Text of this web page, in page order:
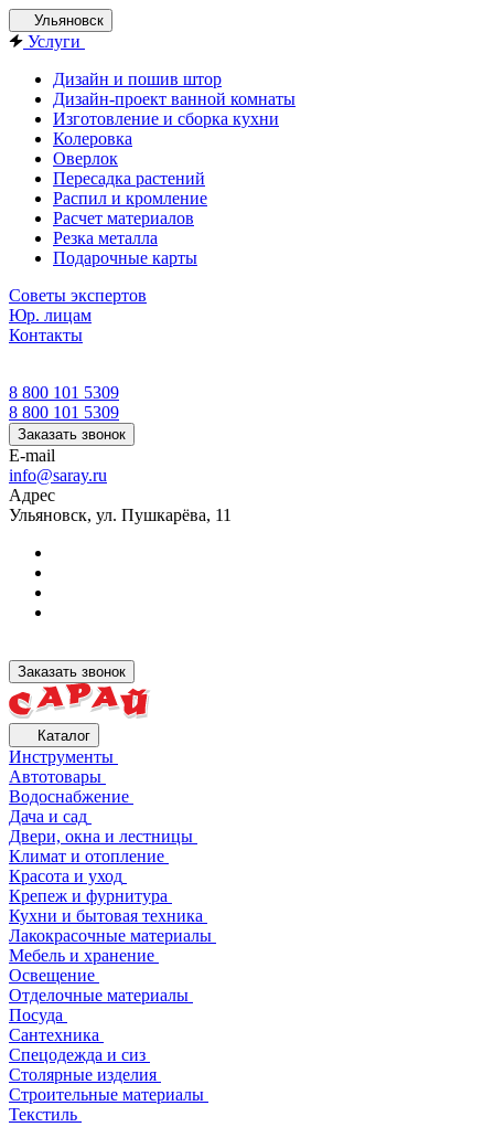
Ульяновск
Услуги
Дизайн и пошив штор
Дизайн-проект ванной комнаты
Изготовление и сборка кухни
Колеровка
Оверлок
Пересадка растений
Распил и кромление
Расчет материалов
Резка металла
Подарочные карты
Советы экспертов
Юр. лицам
Контакты
8 800 101 5309
8 800 101 5309
Заказать звонок
E-mail
info@saray.ru
Адрес
Ульяновск, ул. Пушкарёва, 11
Заказать звонок
Каталог
Инструменты
Автотовары
Водоснабжение
Дача и сад
Двери, окна и лестницы
Климат и отопление
Красота и уход
Крепеж и фурнитура
Кухни и бытовая техника
Лакокрасочные материалы
Мебель и хранение
Освещение
Отделочные материалы
Посуда
Сантехника
Спецодежда и сиз
Столярные изделия
Строительные материалы
Текстиль